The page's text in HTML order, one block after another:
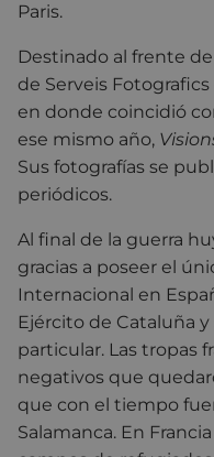
Paris.
Destinado al frente
de Serveis
en donde coincidió
ese mismo año,
Sus fotografías se
periódicos.
Al final de la guerra
gracias a poseer el
Internacional en
Ejército de Cataluña
particular. Las tropas
negativos que
que con el tiempo
Salamanca. En